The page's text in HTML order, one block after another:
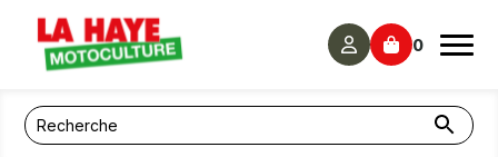
Panneau de gestion des cookies
0